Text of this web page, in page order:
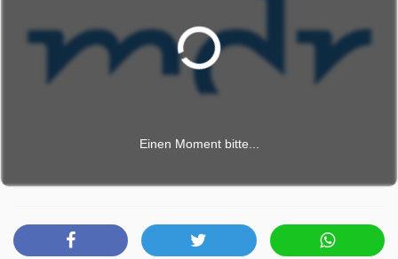
Einen Moment bitte...